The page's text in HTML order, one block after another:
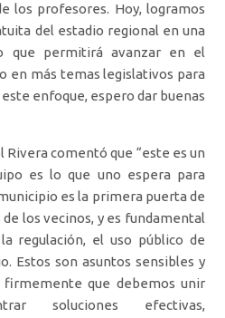
los profesores. Hoy, logramos
del estadio regional en una
que permitirá avanzar en el
en más temas legislativos para
enfoque, espero dar buenas
Rivera comentó que “este es un
es lo que uno espera para
es la primera puerta de
los vecinos, y es fundamental
regulación, el uso público de
Estos son asuntos sensibles y
que debemos unir
soluciones efectivas,